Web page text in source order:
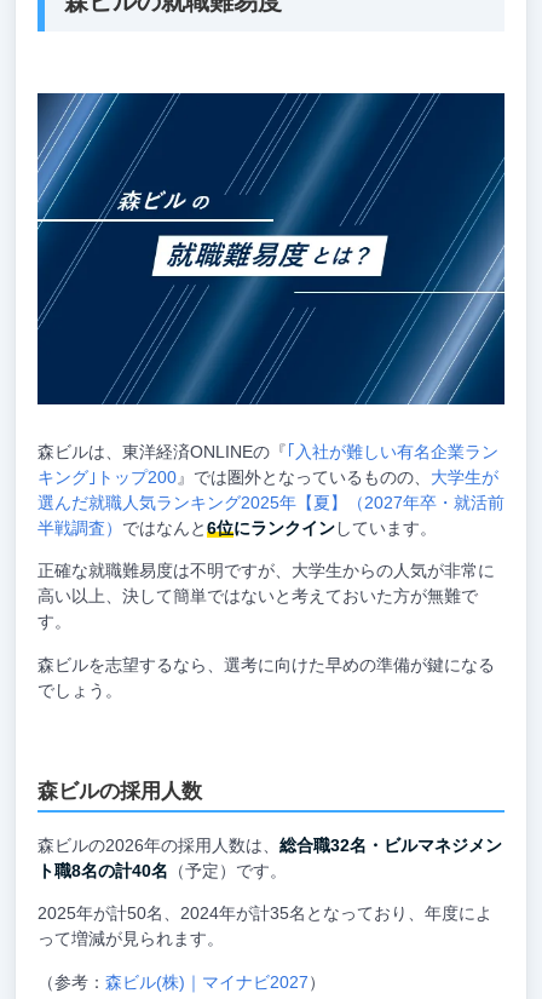
森ビルは、東洋経済ONLINEの『 ｢入社が難しい有名企業ラン
キング｣トップ200』では圏外となっているものの、 大学生が
選んだ就職人気ランキング2025年【夏】（2027年卒・就活前
半戦調査） ではなんと6位にランクインしています。
正確な就職難易度は不明ですが、大学生からの人気が非常に
高い以上、決して簡単ではないと考えておいた方が無難で
す。
森ビルを志望するなら、選考に向けた早めの準備が鍵になる
でしょう。
森ビルの採用人数
森ビルの2026年の採用人数は、 総合職32名・ビルマネジメン
ト職8名の計40名 （予定）です。
2025年が計50名、2024年が計35名となっており、年度によ
って増減が見られます。
（参考： 森ビル(株)｜マイナビ2027）